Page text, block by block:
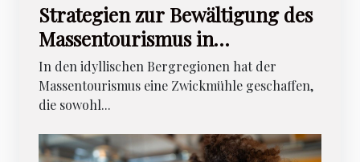
Strategien zur Bewältigung des
Massentourismus in
Bergregionen
In den idyllischen Bergregionen hat der
Massentourismus eine Zwickmühle geschaffen,
die sowohl...